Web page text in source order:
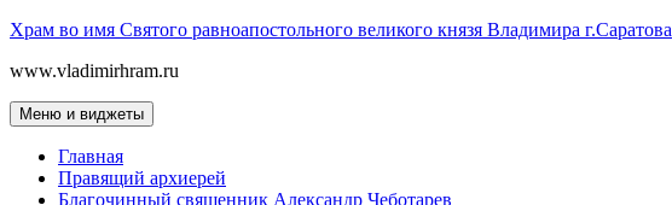
Перейти
содержимому
Храм во имя Святого равноапостольного великого князя Владимира г.Саратова
www.vladimirhram.ru
Меню и виджеты
Главная
Правящий архиерей
Благочинный священник Александр Чеботарев